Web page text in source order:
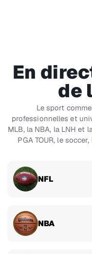
En
de
Le sport
professionnelles et
MLB, la NBA, la LNH et
PGA TOUR, le
NFL
NBA